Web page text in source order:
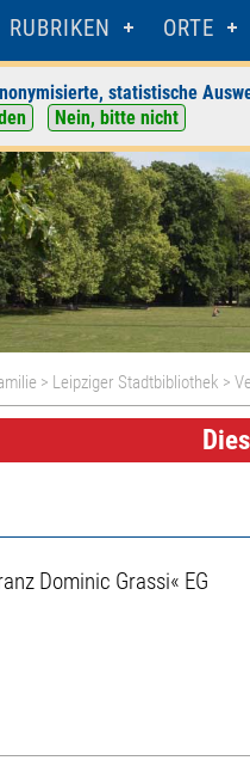
RUBRIKEN ORTE
statistische
Nein, bitte nicht
> Leipziger Stadtbibliothek >
Dominic Grassi« EG